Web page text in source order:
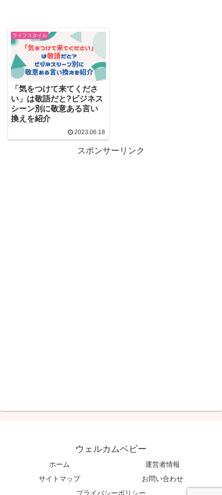
ライフスタイル
「気をつけて来てくださ
い」は敬語だと?ビジネス
シーン別に敬意ある言い
換えを紹介
2023.06.18
スポンサーリンク
ウェルカムベビー
ホーム
運営者情報
サイトマップ
お問い合わせ
プライバシーポリシー